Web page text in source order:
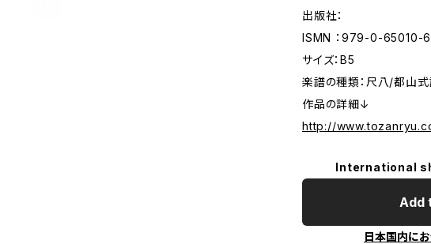
出版社：
ISMN ：979-0-65010-
サイズ：B5
楽譜の種類：尺八/都山
作品の詳細↓
http://
International
Add
日本国内に